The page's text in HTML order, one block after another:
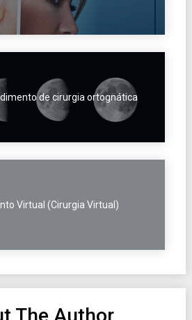
de cirurgia ortognática
Virtual (Cirurgia Virtual)